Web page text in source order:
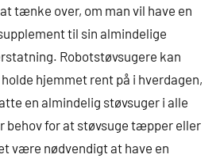
tænke over, om man vil have en
til sin almindelige
Robotstøvsugere kan
hjemmet rent på i hverdagen,
en almindelig støvsuger i alle
behov for at støvsuge tæpper eller
være nødvendigt at have en